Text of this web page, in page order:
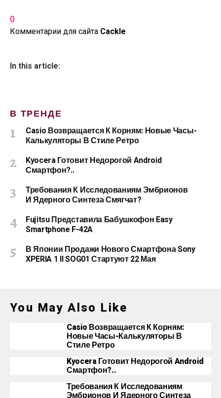
0
Комментарии для сайта Cackle
In this article:
В ТРЕНДЕ
Casio Возвращается К Корням: Новые Часы-
Калькуляторы В Стиле Ретро
Kyocera Готовит Недорогой Android
Смартфон?..
Требования К Исследованиям Эмбрионов
И Ядерного Синтеза Смягчат?
Fujitsu Представила Бабушкофон Easy
Smartphone F-42A
В Японии Продажи Нового Смартфона Sony
XPERIA 1 II SOG01 Стартуют 22 Мая
You May Also Like
Casio Возвращается К Корням:
Новые Часы-Калькуляторы В
Стиле Ретро
Kyocera Готовит Недорогой Android
Смартфон?..
Требования К Исследованиям
Эмбрионов И Ядерного Синтеза